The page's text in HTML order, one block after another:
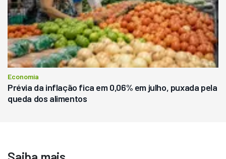
Economia
Prévia da inflação fica em 0,06% em julho, puxada pela
queda dos alimentos